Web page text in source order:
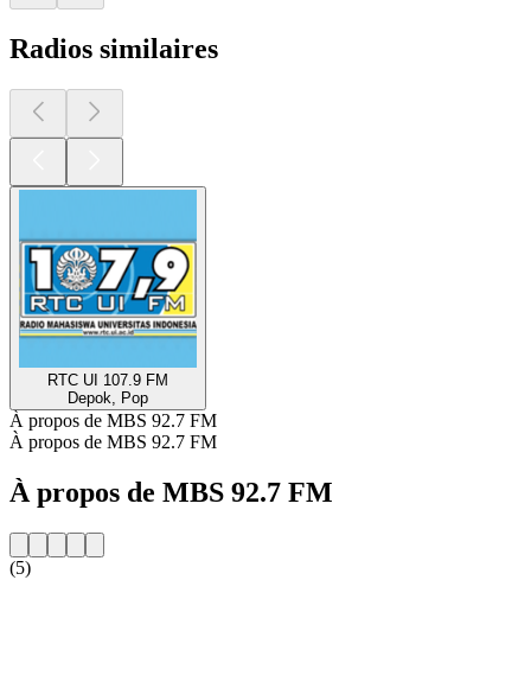
Radios similaires
RTC UI 107.9 FM
Depok, Pop
À propos de MBS 92.7 FM
À propos de MBS 92.7 FM
À propos de MBS 92.7 FM
(5)